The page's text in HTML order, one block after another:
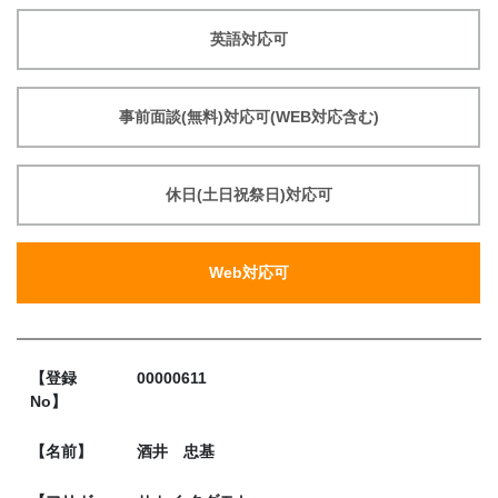
英語対応可
事前面談(無料)対応可(WEB対応含む)
休日(土日祝祭日)対応可
Web対応可
【登録
No】
00000611
【名前】 酒井 忠基